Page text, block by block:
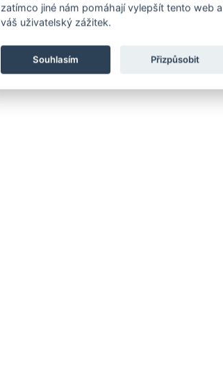
zatímco jiné nám pomáhají vylepšít tento web a
váš uživatelský zážitek.
Souhlasím Přizpůsobit